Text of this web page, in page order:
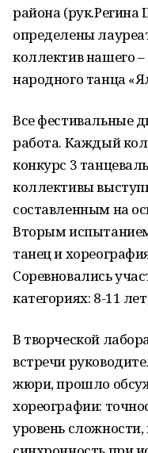
района
определены
коллектив нашего
народного танца
Все фестивальные
работа. Каждый
конкурс 3
коллективы
составленным на
Вторым
танец и
Соревновались
категориях: 8-11
В творческой
встречи
жюри, прошло
хореографии:
уровень